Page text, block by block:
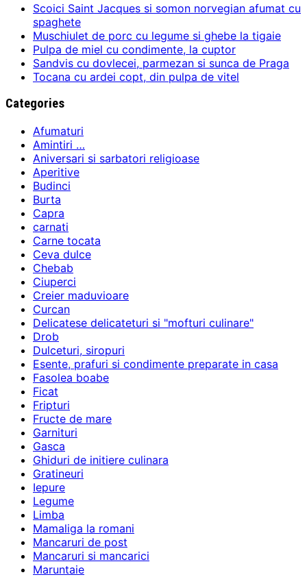
Scoici Saint Jacques si somon norvegian afumat cu
spaghete
Muschiulet de porc cu legume si ghebe la tigaie
Pulpa de miel cu condimente, la cuptor
Sandvis cu dovlecei, parmezan si sunca de Praga
Tocana cu ardei copt, din pulpa de vitel
Categories
Afumaturi
Amintiri …
Aniversari si sarbatori religioase
Aperitive
Budinci
Burta
Capra
carnati
Carne tocata
Ceva dulce
Chebab
Ciuperci
Creier maduvioare
Curcan
Delicatese delicateturi si "mofturi culinare"
Drob
Dulceturi, siropuri
Esente, prafuri si condimente preparate in casa
Fasolea boabe
Ficat
Fripturi
Fructe de mare
Garnituri
Gasca
Ghiduri de initiere culinara
Gratineuri
Iepure
Legume
Limba
Mamaliga la romani
Mancaruri de post
Mancaruri si mancarici
Maruntaie